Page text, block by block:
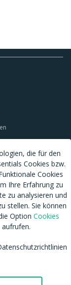
Empfehlungssystem
die für den
Cookies bzw.
Cookies
Ihre Erfahrung zu
zu analysieren und
stellen. Sie können
Option Cookies
aufrufen.